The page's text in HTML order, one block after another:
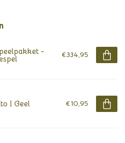
- €334,95
| Geel €10,95